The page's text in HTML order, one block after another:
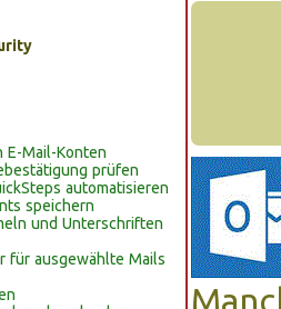
E-Mail-Konten
prüfen
automatisieren
speichern
und Unterschriften
für ausgewählte Mails